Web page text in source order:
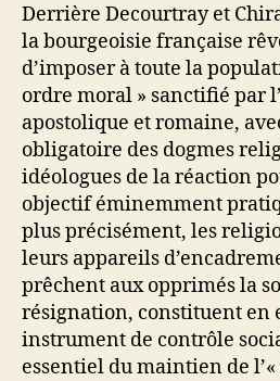
Derrière Decourtray et
la bourgeoisie française
d’imposer à toute la
ordre moral » sanctifié par
apostolique et romaine,
obligatoire des dogmes
idéologues de la réaction
objectif éminemment
plus précisément, les
leurs appareils
prêchent aux opprimés la
résignation, constituent en
instrument de contrôle
essentiel du maintien de